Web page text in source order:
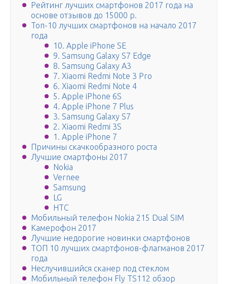
Рейтинг лучших смартфонов 2017 года на
основе отзывов до 15000 р.
Топ-10 лучших смартфонов на начало 2017
года
10. Apple iPhone SE
9. Samsung Galaxy S7 Edge
8. Samsung Galaxy A3
7. Xiaomi Redmi Note 3 Pro
6. Xiaomi Redmi Note 4
5. Apple iPhone 6S
4. Apple iPhone 7 Plus
3. Samsung Galaxy S7
2. Xiaomi Redmi 3S
1. Apple iPhone 7
Причины скачкообразного роста
Лучшие смартфоны 2017
Nokia
Vernee
Samsung
LG
HTC
Мобильный телефон Nokia 215 Dual SIM
Камерофон 2017
Лучшие недорогие новинки смартфонов
ТОП 10 лучших смартфонов-флагманов 2017
года
Неслучившийся сканер под стеклом
Мобильный телефон Fly TS112 обзор